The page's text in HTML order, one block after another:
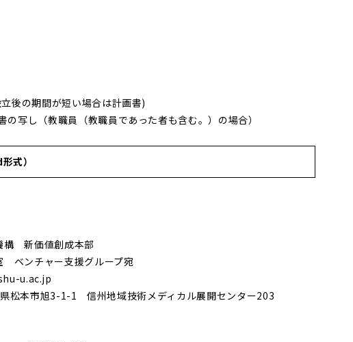
後の期間が短い場合は計画書)
写し（教職員（教職員であった者も含む。）の場合）
式）
構 新価値創成本部
ベンチャー支援グループ宛
u.ac.jp
本市旭3-1-1 信州地域技術メディカル展開センター203